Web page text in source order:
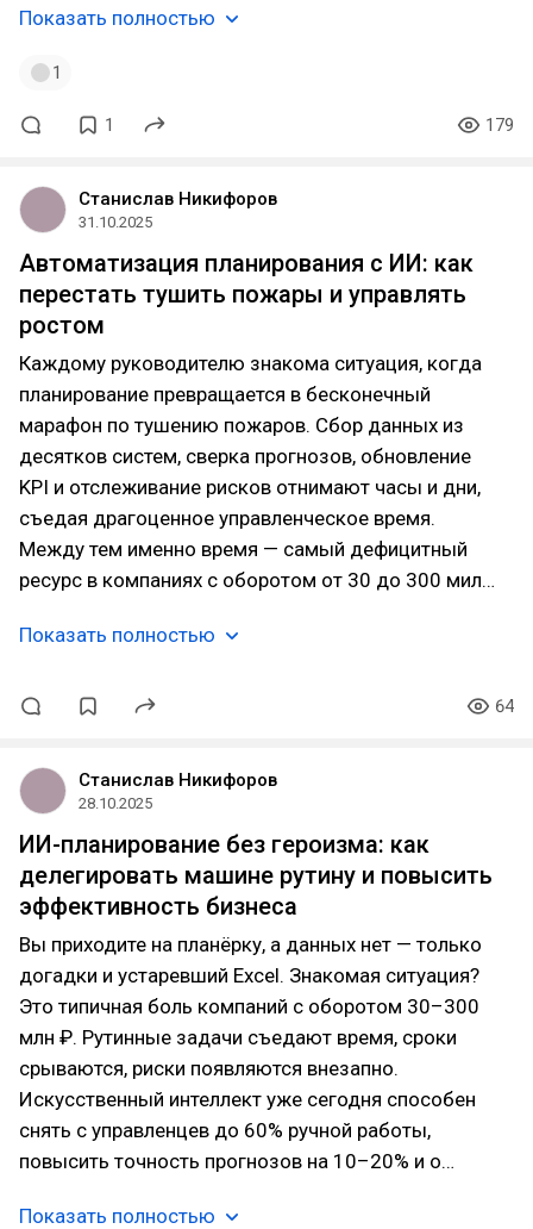
Показать полностью
1
1 179
Станислав Никифоров
31.10.2025
Автоматизация планирования с ИИ: как
перестать тушить пожары и управлять
ростом
Каждому руководителю знакома ситуация, когда
планирование превращается в бесконечный
марафон по тушению пожаров. Сбор данных из
десятков систем, сверка прогнозов, обновление
KPI и отслеживание рисков отнимают часы и дни,
съедая драгоценное управленческое время.
Между тем именно время — самый дефицитный
ресурс в компаниях с оборотом от 30 до 300 мил…
Показать полностью
64
Станислав Никифоров
28.10.2025
ИИ-планирование без героизма: как
делегировать машине рутину и повысить
эффективность бизнеса
Вы приходите на планёрку, а данных нет — только
догадки и устаревший Excel. Знакомая ситуация?
Это типичная боль компаний с оборотом 30–300
млн ₽. Рутинные задачи съедают время, сроки
срываются, риски появляются внезапно.
Искусственный интеллект уже сегодня способен
снять с управленцев до 60% ручной работы,
повысить точность прогнозов на 10–20% и о…
Показать полностью